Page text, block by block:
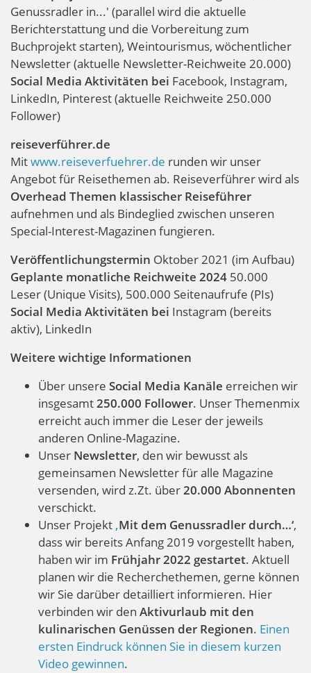
Genussradler in...' (parallel wird die aktuelle
Berichterstattung und die Vorbereitung zum
Buchprojekt starten), Weintourismus, wöchentlicher
Newsletter (aktuelle Newsletter-Reichweite 20.000)
Social Media Aktivitäten bei Facebook, Instagram,
LinkedIn, Pinterest (aktuelle Reichweite 250.000
Follower)
reiseverführer.de
Mitwww.reiseverfuehrer.de runden wir unser
Angebot für Reisethemen ab. Reiseverführer wird als
Overhead Themen klassischer Reiseführer
aufnehmen und als Bindeglied zwischen unseren
Special-Interest-Magazinen fungieren.
Veröffentlichungstermin Oktober 2021 (im Aufbau)
Geplante monatliche Reichweite 2024 50.000
Leser (Unique Visits), 500.000 Seitenaufrufe (PIs)
Social Media Aktivitäten bei Instagram (bereits
aktiv), LinkedIn
Weitere wichtige Informationen
Über unsere Social Media Kanäle erreichen wir
insgesamt250.000 Follower. Unser Themenmix
erreicht auch immer die Leser der jeweils
anderen Online-Magazine.
Unser Newsletter, den wir bewusst als
gemeinsamen Newsletter für alle Magazine
versenden, wird z.Zt. über20.000 Abonnenten
verschickt.
Unser Projekt ‚Mit dem Genussradler durch…‘,
dass wir bereits Anfang 2019 vorgestellt haben,
haben wir im Frühjahr 2022 gestartet. Aktuell
planen wir die Recherchethemen, gerne können
wir Sie darüber detailliert informieren. Hier
verbinden wir den Aktivurlaub mit den
kulinarischen Genüssen der Regionen. Einen
ersten Eindruck können Sie in diesem kurzen
Video gewinnen.